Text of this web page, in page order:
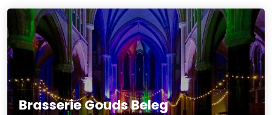
Brasserie Gouds Beleg